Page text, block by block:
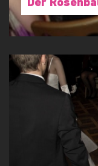
Der